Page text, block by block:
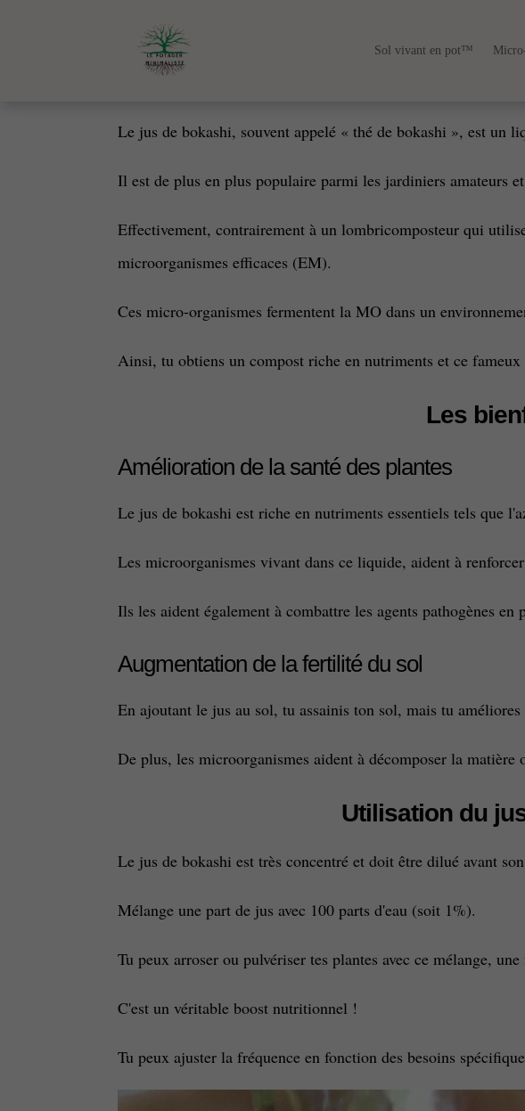
Sol vivant en pot™
Le jus de bokashi, souvent appelé « thé de bokashi », est un
Il est de plus en plus populaire parmi les jardiniers amateurs
Effectivement, contrairement à un lombricomposteur qui
microorganismes efficaces (EM).
Ces micro-organismes fermentent la MO dans un
Ainsi, tu obtiens un compost riche en nutriments et ce
Les
Amélioration de la santé des plantes
Le jus de bokashi est riche en nutriments essentiels tels que
Les microorganismes vivant dans ce liquide, aident à
Ils les aident également à combattre les agents pathogènes en
Augmentation de la fertilité du sol
En ajoutant le jus au sol, tu assainis ton sol, mais tu
De plus, les microorganismes aident à décomposer la
Utilisation du
Le jus de bokashi est très concentré et doit être dilué avant
Mélange une part de jus avec 100 parts d'eau (soit 1%).
Tu peux arroser ou pulvériser tes plantes avec ce mélange,
C'est un véritable boost nutritionnel !
Tu peux ajuster la fréquence en fonction des besoins